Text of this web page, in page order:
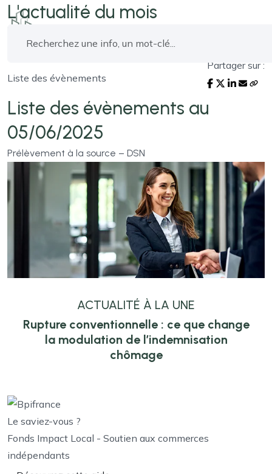
L'actualité du mois
Liste des évènements
Partager sur :
Liste des évènements au
05/06/2025
Prélèvement à la source – DSN
ACTUALITÉ À LA UNE
Rupture conventionnelle : ce que change
la modulation de l’indemnisation
chômage
Le saviez-vous ?
Fonds Impact Local - Soutien aux commerces
indépendants